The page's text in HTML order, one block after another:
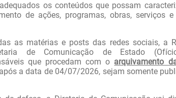
os conteúdos que possam
de ações, programas, obras, serviços
as matérias e posts das redes sociais, a
de Comunicação de Estado
que procedam com o arquivamento
a data de 04/07/2026, sejam somente